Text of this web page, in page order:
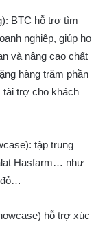
BTC hỗ trợ tìm
nghiệp, giúp họ
và nâng cao chất
hàng trăm phần
tài trợ cho khách
tập trung
Hasfarm… như
đỏ…
hỗ trợ xúc